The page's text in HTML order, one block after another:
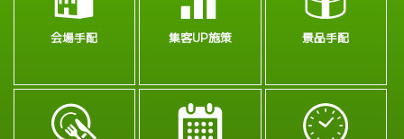
会場手配 集客UP施策 景品手配